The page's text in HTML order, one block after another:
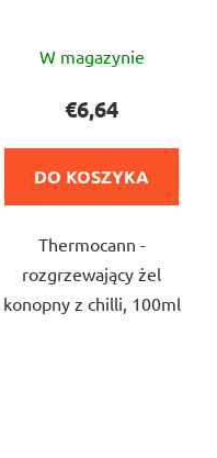
ocena
produktu
wynosi
na
gwiazdek.
W magazynie
€6,64
DO KOSZYKA
Thermocann -
rozgrzewający żel
konopny z chilli, 100ml